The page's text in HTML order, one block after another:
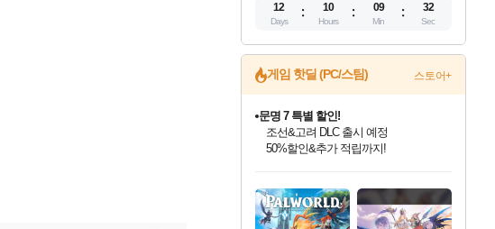
12
Days
10
Hours
09
Min
31
Sec
게임 핫딜 (PC/스팀) 스토어+
최대 90% 할인가를 만나보세요!
네이버혜택과 함께 만나보세요!
문명 7 특별 할인!
조선&고려 DLC 출시 예정
50%할인&추가 적립까지!
이니&베니 혜택까지!
네이버 혜택가와 함께 예약하세요!
할인&네이버혜택으로 만나보세요!
네이버페이 혜택과 만나보세요!
40주년 프로모션으로 만나보세요!
네이버 포인트 혜택까지!
할인가에 만나보세요!
일부 에디션 상시 할인!
혜택으로 예약 판매 중
편안하게 충전하세요